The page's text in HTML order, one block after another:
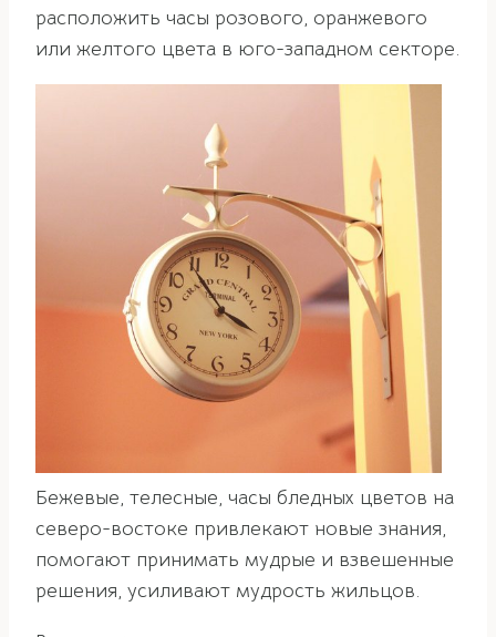
расположить часы розового, оранжевого
или желтого цвета в юго-западном секторе.
Бежевые, телесные, часы бледных цветов на
северо-востоке привлекают новые знания,
помогают принимать мудрые и взвешенные
решения, усиливают мудрость жильцов.